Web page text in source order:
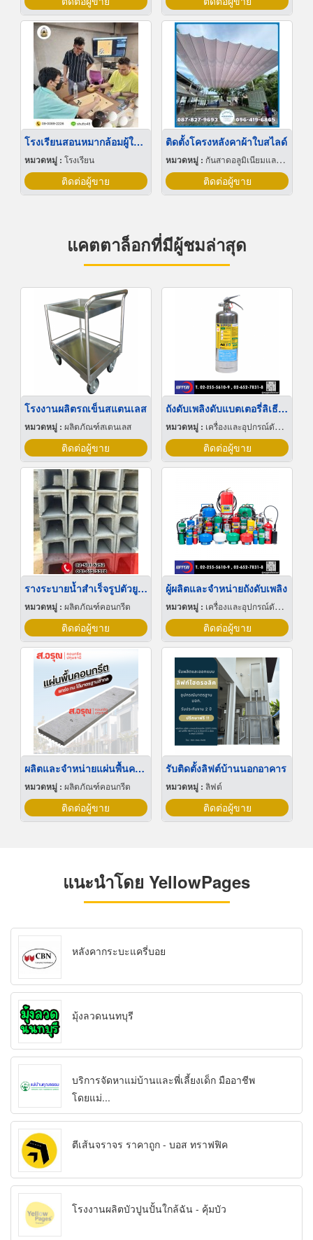
โรงเรียนสอนหมากล้อมผู้ใหญ่
หมวดหมู่ : โรงเรียน
ติดต่อผู้ขาย
ติดตั้งโครงหลังคาผ้าใบสไลด์
หมวดหมู่ : กันสาดอลูมิเนียมและผ้าใบ
ติดต่อผู้ขาย
แคตตาล็อกที่มีผู้ชมล่าสุด
โรงงานผลิตรถเข็นสแตนเลส
หมวดหมู่ : ผลิตภัณฑ์สเตนเลส
ติดต่อผู้ขาย
ถังดับเพลิงดับแบตเตอรี่ลิเธียม ถังดับเพลิงดับไฟรถไฟฟ้า EV
หมวดหมู่ : เครื่องและอุปกรณ์ดับเพลิง
ติดต่อผู้ขาย
รางระบายน้ำสำเร็จรูปตัวยู ราคาโรงงาน
หมวดหมู่ : ผลิตภัณฑ์คอนกรีต
ติดต่อผู้ขาย
ผู้ผลิตและจำหน่ายถังดับเพลิง
หมวดหมู่ : เครื่องและอุปกรณ์ดับเพลิง
ติดต่อผู้ขาย
ผลิตและจำหน่ายแผ่นพื้นคอนกรีต
หมวดหมู่ : ผลิตภัณฑ์คอนกรีต
ติดต่อผู้ขาย
รับติดตั้งลิฟต์บ้านนอกอาคาร
หมวดหมู่ : ลิฟต์
ติดต่อผู้ขาย
แนะนำโดย YellowPages
หลังคากระบะแครี่บอย
มุ้งลวดนนทบุรี
บริการจัดหาแม่บ้านและพี่เลี้ยงเด็ก มืออาชีพ
โดยแม่...
ตีเส้นจราจร ราคาถูก - บอส ทราฟฟิค
โรงงานผลิตบัวปูนปั้นใกล้ฉัน - คุ้มบัว